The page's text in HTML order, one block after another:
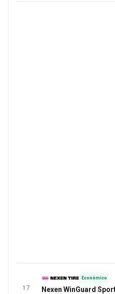
17
Económico
Nexen WinGuard